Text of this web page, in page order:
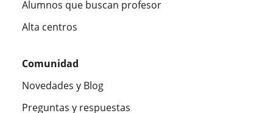
Alumnos que buscan profesor
Alta centros
Comunidad
Novedades y Blog
Preguntas y respuestas